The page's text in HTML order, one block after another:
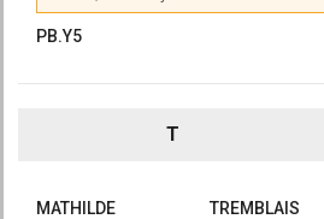
PB.Y5
T
MATHILDE TREMBLAIS